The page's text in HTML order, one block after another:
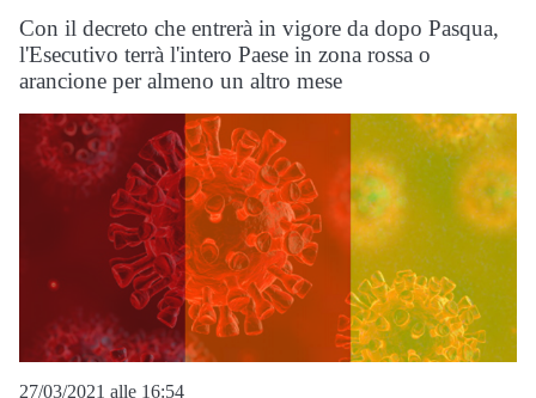
Con il decreto che entrerà in vigore da dopo Pasqua,
l'Esecutivo terrà l'intero Paese in zona rossa o
arancione per almeno un altro mese
27/03/2021 alle 16:54